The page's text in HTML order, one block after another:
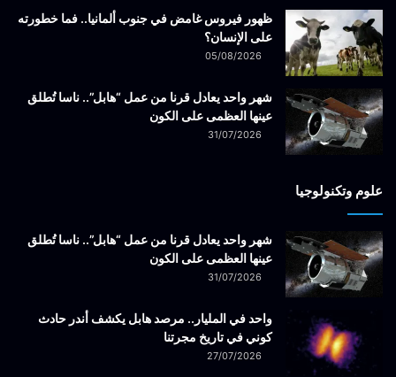
ظهور فيروس غامض في جنوب ألمانيا.. فما خطورته
على الإنسان؟
05/08/2026
شهر واحد يعادل قرنا من عمل “هابل”.. ناسا تُطلق
عينها العظمى على الكون
31/07/2026
علوم وتكنولوجيا
شهر واحد يعادل قرنا من عمل “هابل”.. ناسا تُطلق
عينها العظمى على الكون
31/07/2026
واحد في المليار.. مرصد هابل يكشف أندر حادث
كوني في تاريخ مجرتنا
27/07/2026